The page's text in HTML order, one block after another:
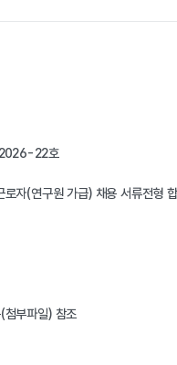
2026-22호
자(연구원 가급) 채용 서류전형
부파일) 참조